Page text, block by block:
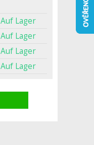
Auf Lager
Auf Lager
Auf Lager
Auf Lager